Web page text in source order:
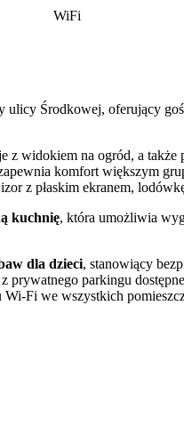
WiFi
ulicy Środkowej, oferujący
z widokiem na ogród, a także
komfort większym
z płaskim ekranem,
kuchnię, która umożliwia
dla dzieci, stanowiący
prywatnego parkingu
Wi-Fi we wszystkich
z personelem.